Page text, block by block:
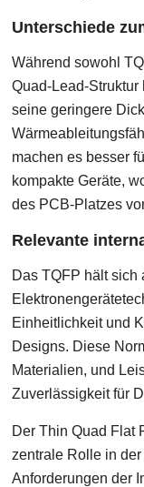
Unterschiede
Während sowohl
Quad-Lead-
seine geringere
machen es besser
kompakte Geräte,
des PCB-Platzes
Relevante
Das TQFP hält sich
Einheitlichkeit und
Designs. Diese
Materialien, und
Zuverlässigkeit für
Der Thin Quad Flat
zentrale Rolle in
Anforderungen der